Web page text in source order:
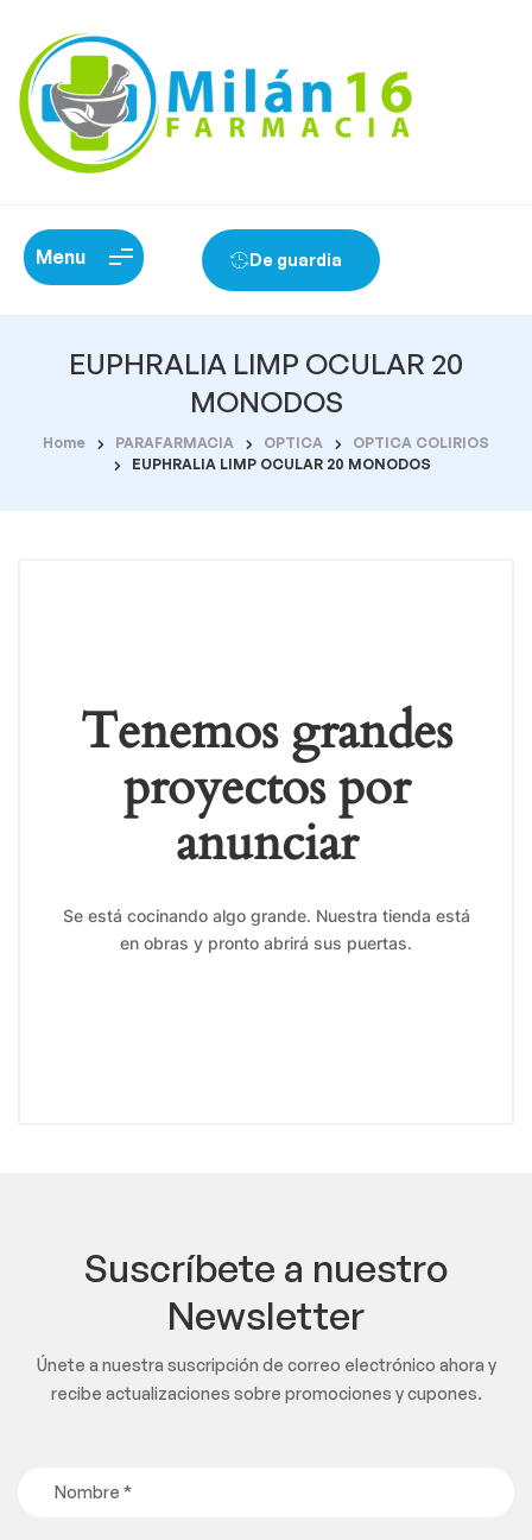
Menu De guardia
EUPHRALIA LIMP OCULAR 20
MONODOS
Home PARAFARMACIA OPTICA
OPTICA COLIRIOS
EUPHRALIA LIMP OCULAR 20 MONODOS
Tenemos grandes
proyectos por
anunciar
Se está cocinando algo grande. Nuestra tienda está
en obras y pronto abrirá sus puertas.
Suscríbete a nuestro
Newsletter
Únete a nuestra suscripción de correo electrónico ahora y
recibe actualizaciones sobre promociones y cupones.